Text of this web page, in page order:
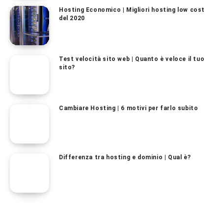
Hosting Economico | Migliori hosting low cost
del 2020
Test velocità sito web | Quanto è veloce il tuo
sito?
Cambiare Hosting | 6 motivi per farlo subito
Differenza tra hosting e dominio | Qual è?